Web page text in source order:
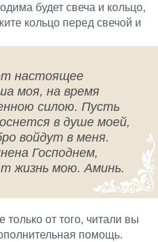
будет свеча и кольцо,
кольцо перед свечой и
настоящее
моя, на время
силою. Пусть
в душе моей,
войдут в меня.
Господнем,
жизнь мою. Аминь.
только от того, читали вы
помощь.